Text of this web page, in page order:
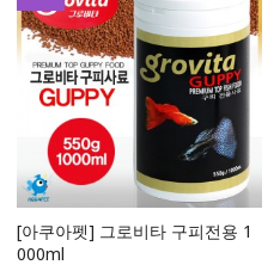
[아쿠아펫] 그로비타 구피전용 1
000ml